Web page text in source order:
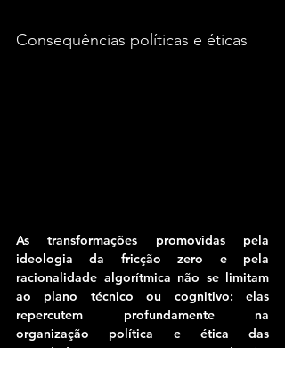
Consequências políticas e éticas
As transformações promovidas pela
ideologia da fricção zero e pela
racionalidade algorítmica não se limitam
ao plano técnico ou cognitivo: elas
repercutem profundamente na
organização política e ética das
sociedades. Ao automatizar a mediação,